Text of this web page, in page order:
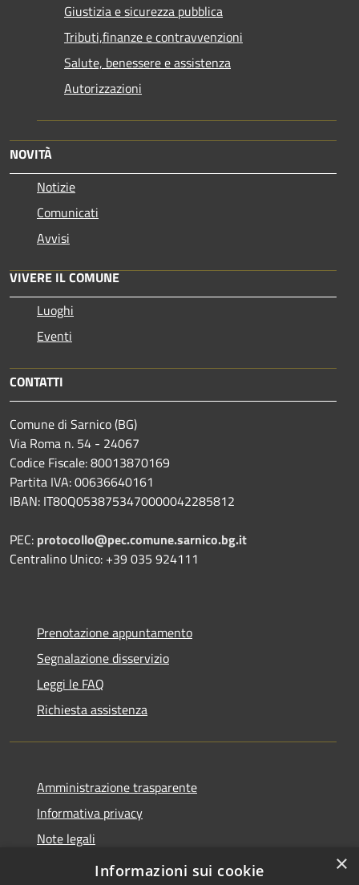
Giustizia e sicurezza pubblica
Tributi,finanze e contravvenzioni
Salute, benessere e assistenza
Autorizzazioni
NOVITÀ
Notizie
Comunicati
Avvisi
VIVERE IL COMUNE
Luoghi
Eventi
CONTATTI
Comune di Sarnico (BG)
Via Roma n. 54 - 24067
Codice Fiscale: 80013870169
Partita IVA: 00636640161
IBAN: IT80Q0538753470000042285812
PEC: protocollo@pec.comune.sarnico.bg.it
Centralino Unico: +39 035 924111
Prenotazione appuntamento
Segnalazione disservizio
Leggi le FAQ
Richiesta assistenza
Amministrazione trasparente
Informativa privacy
Note legali
Dichiarazione di accessibilità
×
Informazioni sui cookie